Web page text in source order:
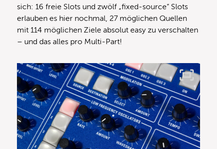
sich: 16 freie Slots und zwölf „fixed-source“ Slots
erlauben es hier nochmal, 27 möglichen Quellen
mit 114 möglichen Ziele absolut easy zu verschalten
– und das alles pro Multi-Part!